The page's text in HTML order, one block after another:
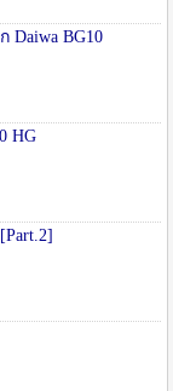
BG10
HG